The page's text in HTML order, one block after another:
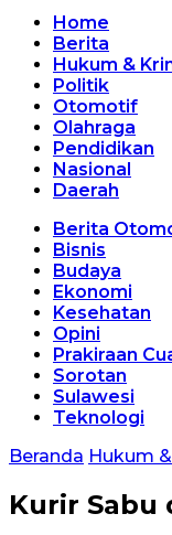
Home
Berita
Hukum &
Politik
Otomotif
Olahraga
Pendidikan
Nasional
Daerah
Berita
Bisnis
Budaya
Ekonomi
Kesehatan
Opini
Prakiraan
Sorotan
Sulawesi
Teknologi
Beranda Hukum
Kurir Sabu